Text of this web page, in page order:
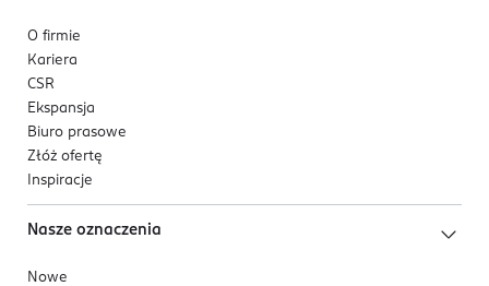
O firmie
Kariera
CSR
Ekspansja
Biuro prasowe
Złóż ofertę
Inspiracje
Nasze oznaczenia
Nowe